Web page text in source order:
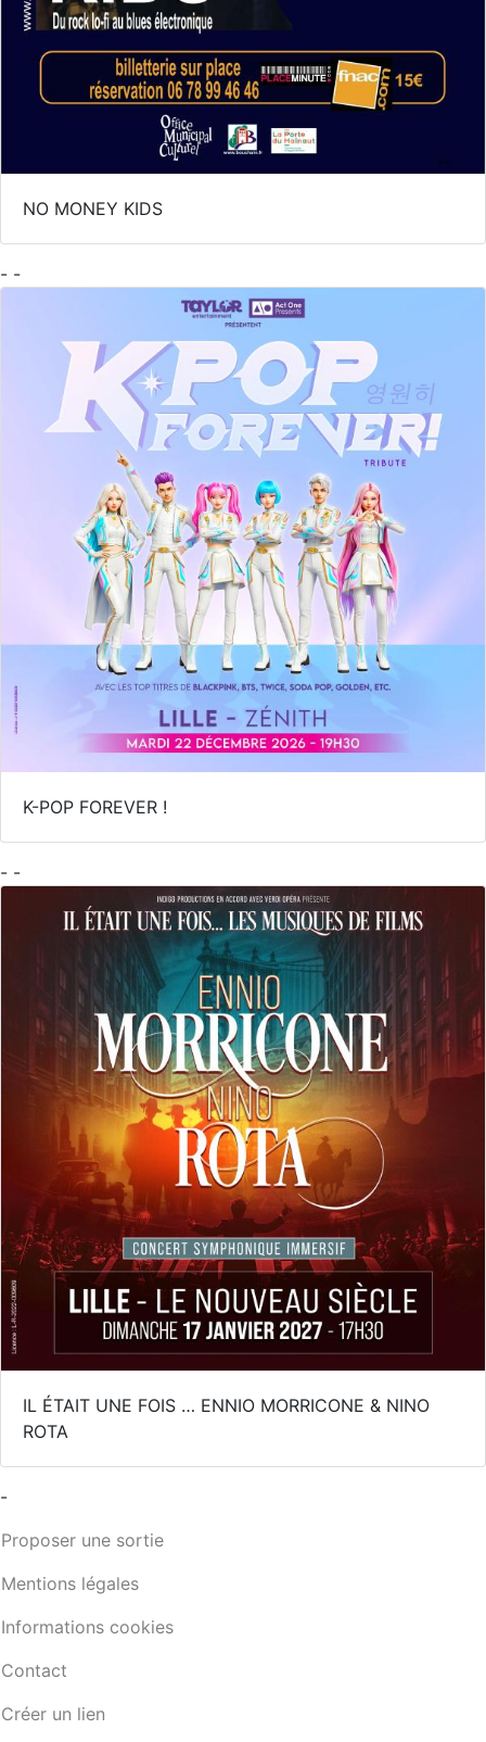
NO MONEY KIDS
- -
K-POP FOREVER !
- -
IL ÉTAIT UNE FOIS … ENNIO MORRICONE & NINO
ROTA
-
Proposer une sortie
Mentions légales
Informations cookies
Contact
Créer un lien